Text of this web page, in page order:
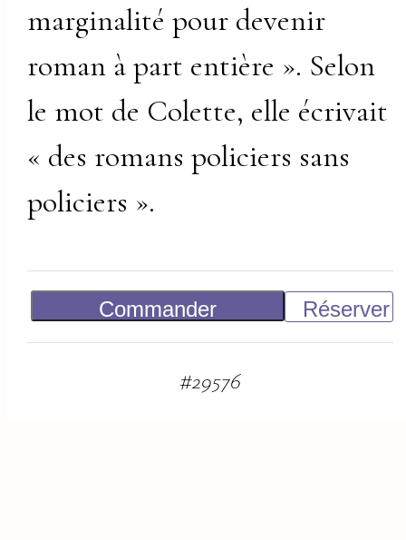
marginalité pour devenir
roman à part entière ». Selon
le mot de Colette, elle écrivait
« des romans policiers sans
policiers ».
Commander
Réserver
#29576